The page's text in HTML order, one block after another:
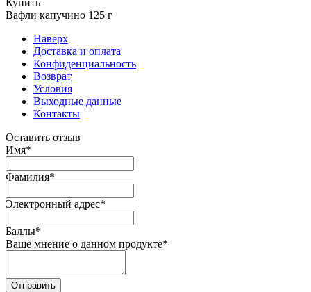
Купить
Вафли капучино 125 г
Наверх
Доставка и оплата
Конфиденциальность
Возврат
Условия
Выходные данные
Контакты
Оставить отзыв
Имя*
Фамилия*
Электронный адрес*
Баллы*
Ваше мнение о данном продукте*
Отправить